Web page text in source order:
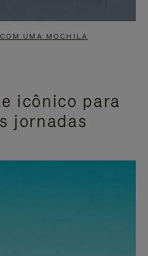
UMA MOCHILA
icônico para
jornadas